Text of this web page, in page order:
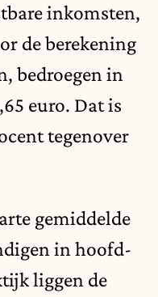
inkomsten,
de berekening
bedroegen in
euro. Dat is
tegenover
gemiddelde
in hoofd-
liggen de